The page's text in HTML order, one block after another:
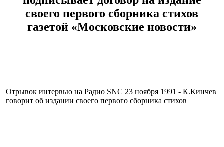
своего первого сборника стихов
газетой «Московские новости»
Отрывок интервью на Радио SNC 23 ноября 1991 - К.Кинчев
говорит об издании своего первого сборника стихов